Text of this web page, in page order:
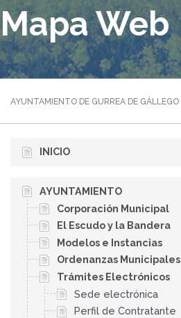
Mapa Web
AYUNTAMIENTO DE GURREA DE GÁLLEGO
INICIO
AYUNTAMIENTO
Corporación Municipal
El Escudo y la Bandera
Modelos e Instancias
Ordenanzas Municipales
Trámites Electrónicos
Sede electrónica
Perfil de Contratante